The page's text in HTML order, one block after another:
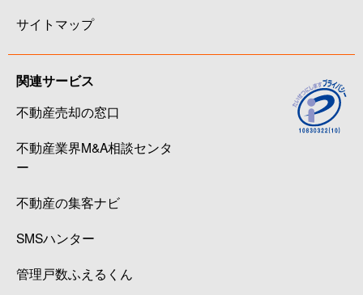
サイトマップ
関連サービス
不動産売却の窓口
不動産業界M&A相談センタ
ー
不動産の集客ナビ
SMSハンター
管理戸数ふえるくん